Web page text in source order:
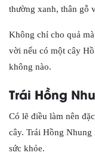
thường xanh, thân gỗ
Không chỉ cho quả
vời nếu có một cây
không nào.
Trái Hồng
Có lẽ điều làm nên
cây. Trái Hồng Nhung
sức khỏe.